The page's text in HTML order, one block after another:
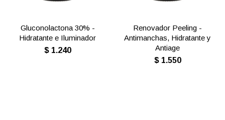
Gluconolactona 30% -
Hidratante e Iluminador
$ 1.240
Renovador Peeling -
Antimanchas, Hidratante y
Antiage
$ 1.550